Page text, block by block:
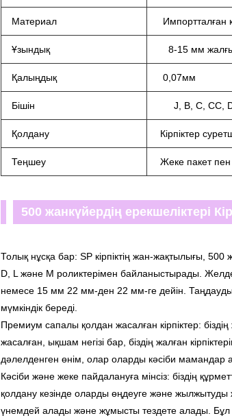
Материал Импортталған
Ұзындық 8-15 мм
Қалыңдық 0,07мм
Бішін J, B, C, CC,
Қолдану Кірпіктер
Теңшеу Жеке пакет пен
500 жанкүйердің ерекшеліктері
Толық нұсқа бар: SP кірпіктің жан-жақтылығы,
D, L және M роликтерімен байланыстырады.
немесе 15 мм 22 мм-ден 22 мм-ге дейін.
мүмкіндік береді.
Премиум сапалы қолдан жасалған кірпіктер:
жасалған, ықшам негізі бар, біздің жалған
дәлелденген өнім, олар оларды кәсіби мамандар
Кәсіби және жеке пайдалануға мінсіз: біздің
қолдану кезінде оларды өңдеуге және жылжытуды
үнемдей алады және жұмысты тездете алады.